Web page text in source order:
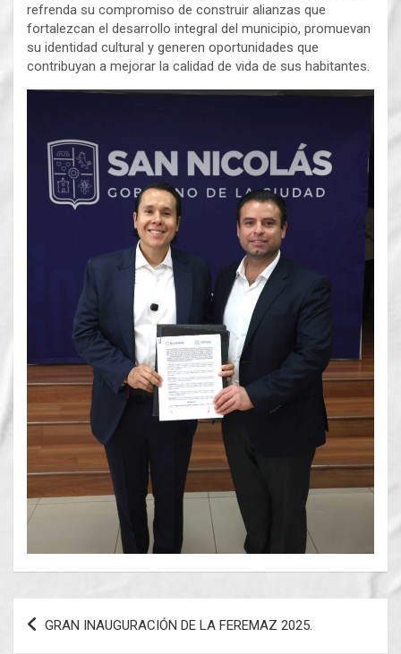
refrenda su compromiso de construir alianzas que
fortalezcan el desarrollo integral del municipio, promuevan
su identidad cultural y generen oportunidades que
contribuyan a mejorar la calidad de vida de sus habitantes.
Navegación
GRAN INAUGURACIÓN DE LA FEREMAZ 2025.